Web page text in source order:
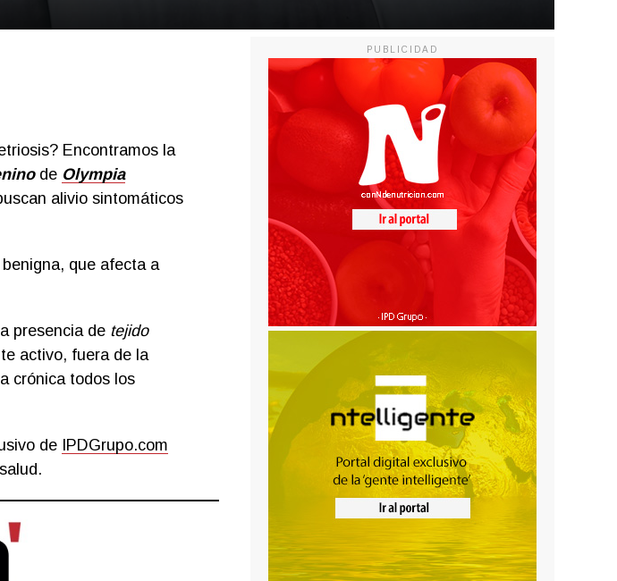
Encontramos la
de Olympia
alivio sintomáticos
que afecta a
presencia de tejido
activo, fuera de la
crónica todos los
de IPDGrupo.com
PUBLICIDAD